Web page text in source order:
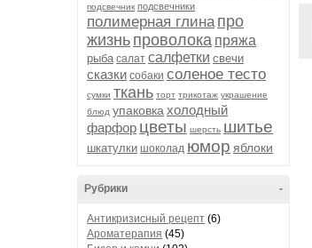
подсвечник подсвечники
полимерная глина про
жизнь проволока пряжа
рыба салат салфетки свечи
сказки собаки соленое тесто
сумки ткань торт трикотаж украшение
блюд упаковка холодный
фарфор цветы шерсть шитье
шкатулки шоколад юмор яблоки
-
Рубрики
Антикризисный рецепт (6)
Ароматерапия (45)